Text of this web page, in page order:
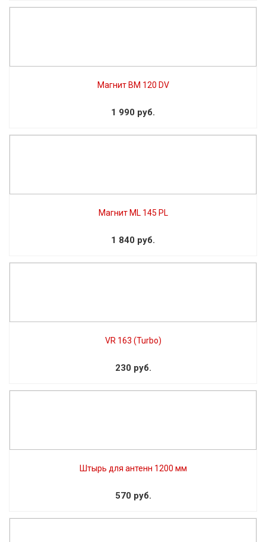
Магнит BM 120 DV
1 990 руб.
Магнит ML 145 PL
1 840 руб.
VR 163 (Turbo)
230 руб.
Штырь для антенн 1200 мм
570 руб.